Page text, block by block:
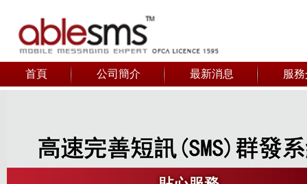
首頁 公司簡介 最新消息 服